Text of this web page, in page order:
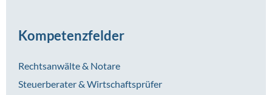
Kompetenzfelder
Rechtsanwälte & Notare
Steuerberater & Wirtschaftsprüfer